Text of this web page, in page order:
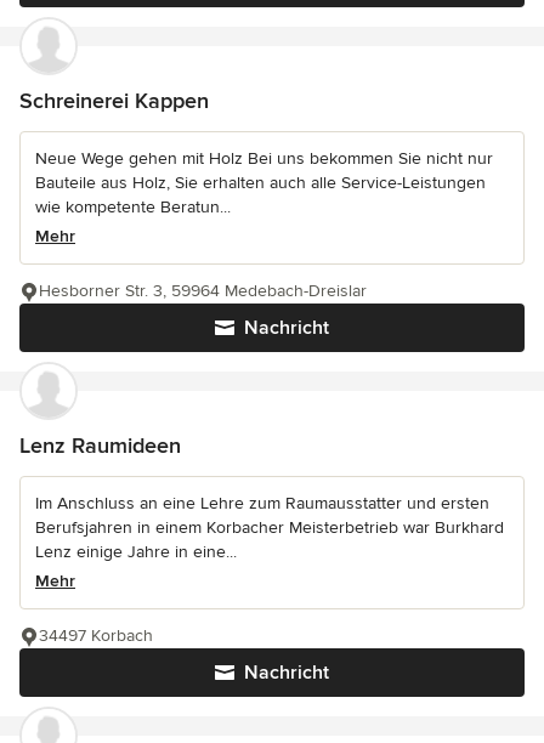
Schreinerei Kappen
Neue Wege gehen mit Holz Bei uns bekommen Sie nicht nur
Bauteile aus Holz, Sie erhalten auch alle Service-Leistungen
wie kompetente Beratun...
Mehr
Nachricht
Hesborner Str. 3, 59964 Medebach-Dreislar
Lenz Raumideen
Im Anschluss an eine Lehre zum Raumausstatter und ersten
Berufsjahren in einem Korbacher Meisterbetrieb war Burkhard
Lenz einige Jahre in eine...
Mehr
Nachricht
34497 Korbach